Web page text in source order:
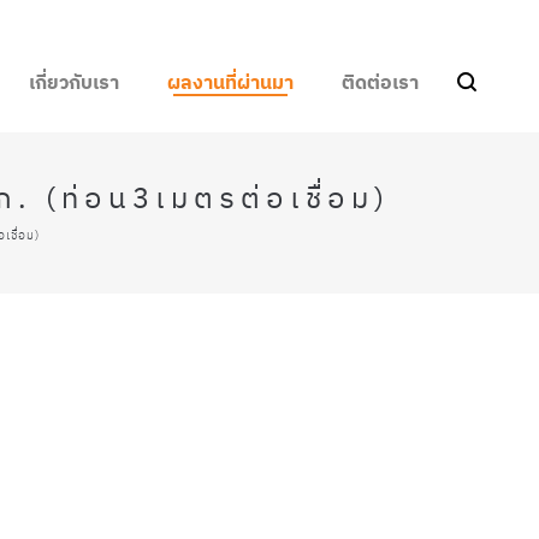
เกี่ยวกับเรา ผลงานที่ผ่านมา ติดต่อเรา
. (ท่อน3เมตรต่อเชื่อม)
ชื่อม)